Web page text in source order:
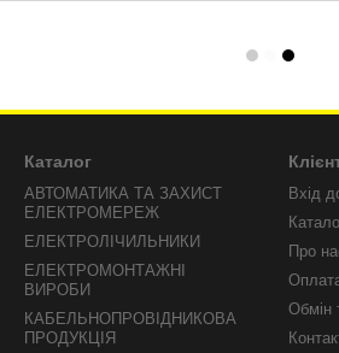
Каталог
АВТОМАТИКА ТА ЗАХИСТ
ЕЛЕКТРОМЕРЕЖ
ЕЛЕКТРОЛІЧИЛЬНИКИ
ЕЛЕКТРОМОНТАЖНІ
ВИРОБИ
КАБЕЛЬНОПРОВІДНИКОВА
ПРОДУКЦІЯ
Вхід
Про
Обмін